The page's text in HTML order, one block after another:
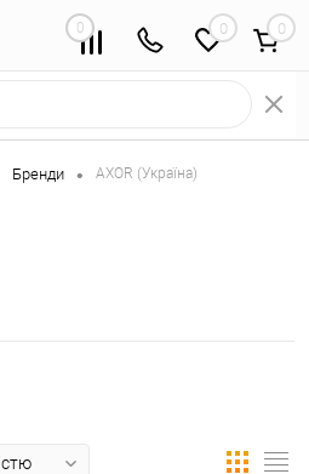
0 0
Бренди • AXOR (Україна)